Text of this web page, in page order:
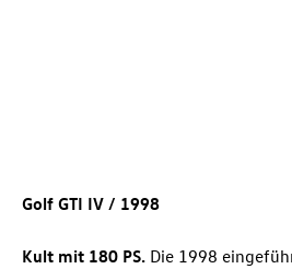
Golf GTI IV / 1998
Kult mit 180 PS. Die 1998